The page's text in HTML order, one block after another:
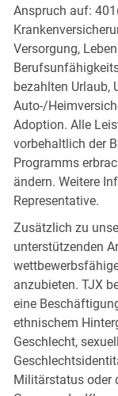
Anspruch auf:
Versorgung,
bezahlten Urlaub,
Auto-/
Adoption. Alle
vorbehaltlich der
Programms
ändern. Weitere
Representative.
Zusätzlich zu
unterstützenden
anzubieten. TJX
eine
ethnischem
Geschlecht,
Militärstatus oder